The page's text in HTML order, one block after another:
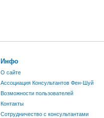
Инфо
О сайте
Ассоциация Консультантов Фен-Шуй
Возможности пользователей
Контакты
Сотрудничество с консультантами